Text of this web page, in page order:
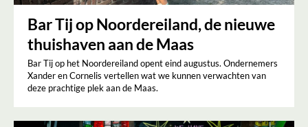
Bar Tij op Noordereiland, de nieuwe
thuishaven aan de Maas
Bar Tij op het Noordereiland opent eind augustus. Ondernemers
Xander en Cornelis vertellen wat we kunnen verwachten van
deze prachtige plek aan de Maas.